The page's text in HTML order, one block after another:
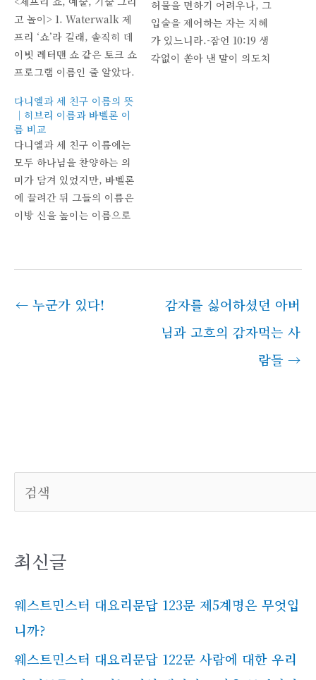
고 놀이> 1. Waterwalk 제
프리 ‘쇼’라 길래, 솔직히 데
이빗 레터맨 쇼 같은 토크 쇼
프로그램 이름인 줄 알았다.
라 Jeffrey Shaw일 줄이야
누가 알았겠나. 한글로 쓰여
있었는데 말이지. 그런데 알
고 보니 이분이 Show와도
전혀 무관하지는 않은 것이,
바로 물 위에 비닐로 된 튜브
(혹은…
허물을 면하기 어려우나, 그
입술을 제어하는 자는 지혜
가 있느니라.-잠언 10:19 생
각없이 쏟아 낸 말이 의도치
다니엘과 세 친구 이름의 뜻
｜히브리 이름과 바벨론 이
름 비교
다니엘과 세 친구 이름에는
모두 하나님을 찬양하는 의
미가 담겨 있었지만, 바벨론
에 끌려간 뒤 그들의 이름은
이방 신을 높이는 이름으로
랴의 히브리 이름 뜻과, 벨
고로 바뀐 바벨론 이름의 의
← 누군가 있다!
감자를 싫어하셨던 아버
님과 고흐의 감자먹는 사
람들 →
검색
최신글
웨스트민스터 대요리문답 123문 제5계명은 무엇입
니까?
웨스트민스터 대요리문답 122문 사람에 대한 우리